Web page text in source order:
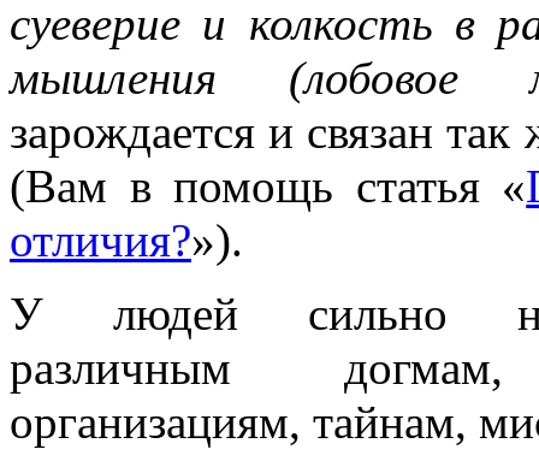
суеверие и колкость в
мышления
зарождается и связан
(Вам в помощь статья «
отличия?»).
У людей сильно
различным
организациям, тайнам,